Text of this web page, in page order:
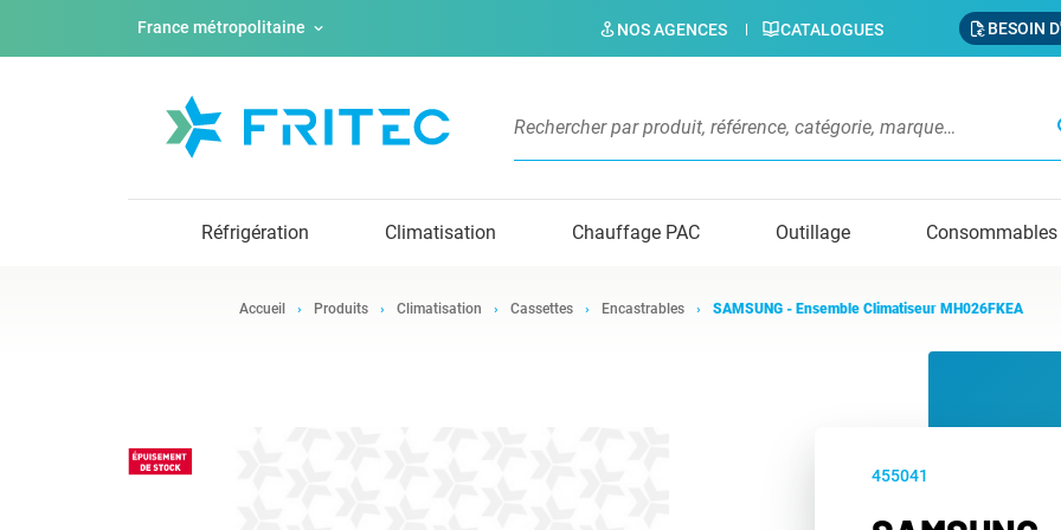
France métropolitaine NOS AGENCES CATALOGUES BESOIN
Réfrigération Climatisation Chauffage PAC Outillage Consommables
Accueil Produits Climatisation Cassettes Encastrables SAMSUNG - Ensemble Climatiseur MH026FKEA
455041